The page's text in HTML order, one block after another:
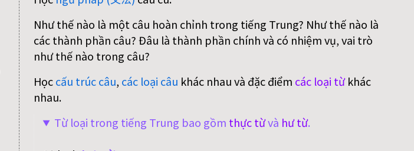
Như thế nào là một câu hoàn chỉnh trong tiếng Trung? Như thế nào là
các thành phần câu? Đâu là thành phần chính và có nhiệm vụ, vai trò
như thế nào trong câu?
Họccấu trúc câu, các loại câu khác nhau và đặc điểm các loại từkhác
nhau.
Từ loại trong tiếng Trung bao gồm thực từvà hư từ.